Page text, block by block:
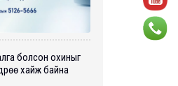
болсон охиныг
хайж байна